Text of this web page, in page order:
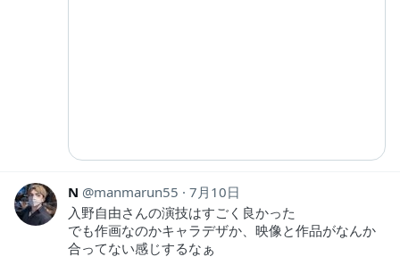
N manmarun55
7月10日
入野自由さんの演技はすごく良かった
でも作画なのかキャラデザか、映像と作品がなんか
合ってない感じするなぁ